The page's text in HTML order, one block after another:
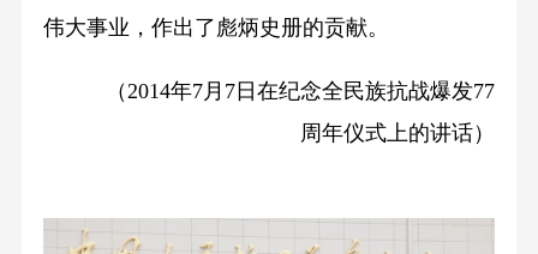
伟大事业，作出了彪炳史册的贡献。
（2014年7月7日在纪念全民族抗战爆发77
周年仪式上的讲话）